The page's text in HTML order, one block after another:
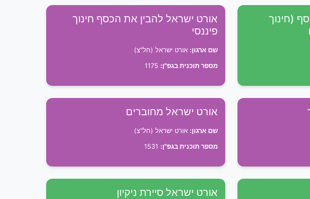
(חינוך
אורט ישראל להבין את הכסף חינוך
פיננסי
שם ארגון: אורט ישראל (חל"צ)
מספר תוכנית בגפ"ן:
אורט ישראל מחוברים
שם ארגון: אורט ישראל (חל"צ)
מספר תוכנית בגפ"ן:
אורט ישראל סיירת ניקיון